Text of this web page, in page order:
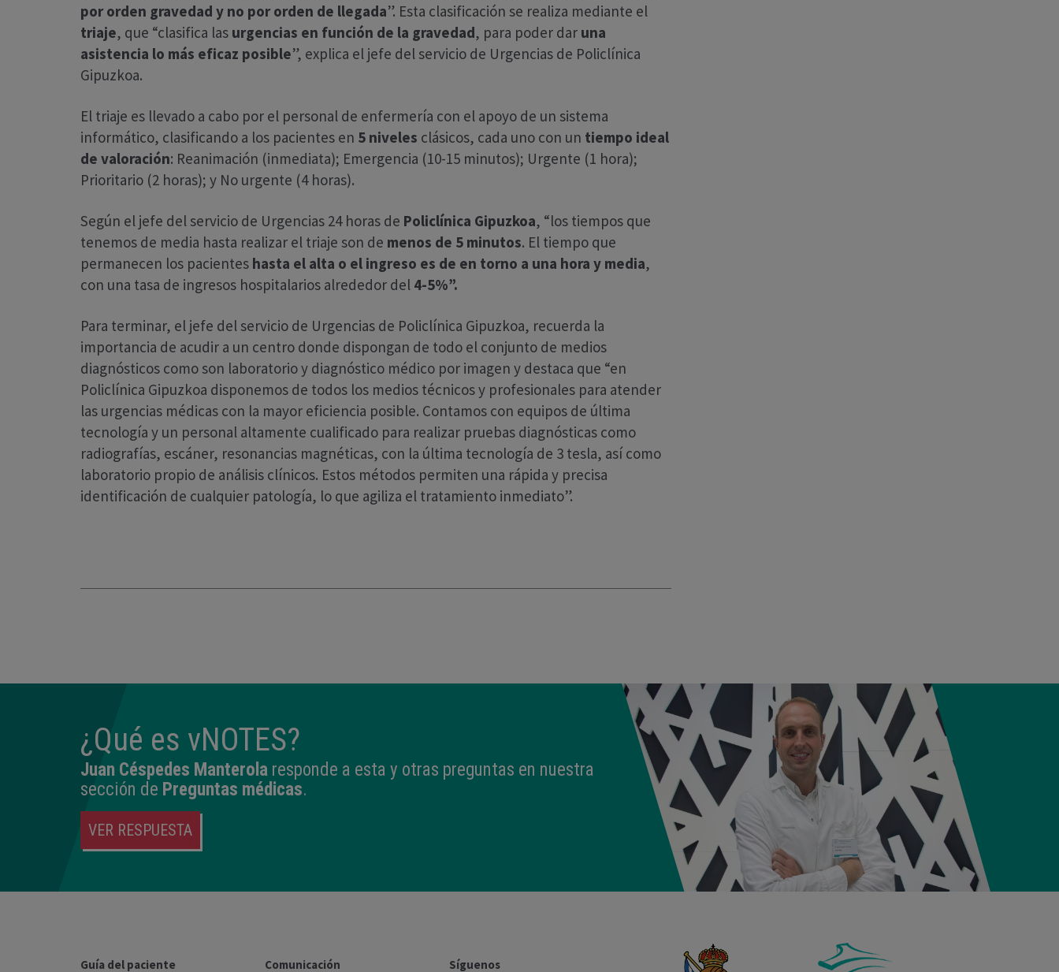
por orden gravedad y no por orden de llegada”. Esta clasificación se realiza mediante el
triaje, que “clasifica las urgencias en función de la gravedad, para poder dar una
asistencia lo más eficaz posible”, explica el jefe del servicio de Urgencias de Policlínica
Gipuzkoa.
El triaje es llevado a cabo por el personal de enfermería con el apoyo de un sistema
informático, clasificando a los pacientes en 5 niveles clásicos, cada uno con un tiempo ideal
de valoración: Reanimación (inmediata); Emergencia (10-15 minutos); Urgente (1 hora);
Prioritario (2 horas); y No urgente (4 horas).
Según el jefe del servicio de Urgencias 24 horas de Policlínica Gipuzkoa, “los tiempos que
tenemos de media hasta realizar el triaje son de menos de 5 minutos. El tiempo que
permanecen los pacientes hasta el alta o el ingreso es de en torno a una hora y media,
con una tasa de ingresos hospitalarios alrededor del 4-5%”.
Para terminar, el jefe del servicio de Urgencias de Policlínica Gipuzkoa, recuerda la
importancia de acudir a un centro donde dispongan de todo el conjunto de medios
diagnósticos como son laboratorio y diagnóstico médico por imagen y destaca que “en
Policlínica Gipuzkoa disponemos de todos los medios técnicos y profesionales para atender
las urgencias médicas con la mayor eficiencia posible. Contamos con equipos de última
tecnología y un personal altamente cualificado para realizar pruebas diagnósticas como
radiografías, escáner, resonancias magnéticas, con la última tecnología de 3 tesla, así como
laboratorio propio de análisis clínicos. Estos métodos permiten una rápida y precisa
identificación de cualquier patología, lo que agiliza el tratamiento inmediato”.
¿Qué es vNOTES?
Juan Céspedes Manterola responde a esta y otras preguntas en nuestra
sección de Preguntas médicas.
VER RESPUESTA
Guía del paciente Comunicación Síguenos